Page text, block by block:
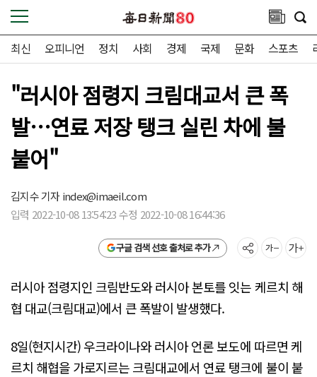
최신 오피니언 정치 사회 경제 국제 문화 스포츠
"러시아 점령지 크림대교서 큰 폭
발…연료 저장 탱크 실린 차에 불
붙어"
김지수 기자index@imaeil.com
입력 2022-10-08 13:54:23 수정 2022-10-08 16:44:36
구글 검색 선호 출처로 추가
러시아 점령지인 크림반도와 러시아 본토를 잇는 케르치 해
협 대교(크림대교)에서 큰 폭발이 발생했다.
8일(현지시간) 우크라이나와 러시아 언론 보도에 따르면 케
르치 해협을 가로지르는 크림대교에서 연료 탱크에 불이 붙